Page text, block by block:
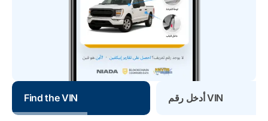
Find the VIN أدخل رقم VIN